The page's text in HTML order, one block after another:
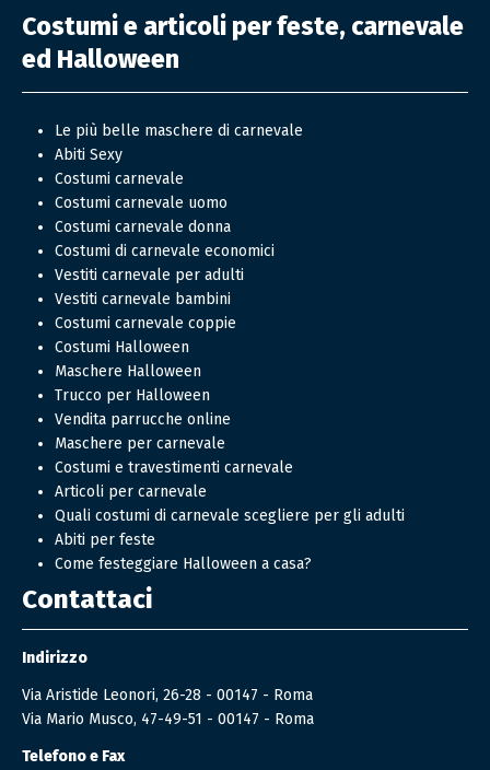
Costumi e articoli per feste, carnevale
ed Halloween
Le più belle maschere di carnevale
Abiti Sexy
Costumi carnevale
Costumi carnevale uomo
Costumi carnevale donna
Costumi di carnevale economici
Vestiti carnevale per adulti
Vestiti carnevale bambini
Costumi carnevale coppie
Costumi Halloween
Maschere Halloween
Trucco per Halloween
Vendita parrucche online
Maschere per carnevale
Costumi e travestimenti carnevale
Articoli per carnevale
Quali costumi di carnevale scegliere per gli adulti
Abiti per feste
Come festeggiare Halloween a casa?
Contattaci
Indirizzo
Via Aristide Leonori, 26-28 - 00147 - Roma
Via Mario Musco, 47-49-51 - 00147 - Roma
Telefono e Fax